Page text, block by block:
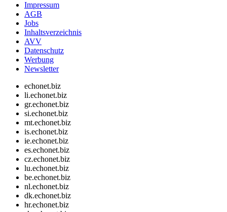
Impressum
AGB
Jobs
Inhaltsverzeichnis
AVV
Datenschutz
Werbung
Newsletter
echonet.biz
li.echonet.biz
gr.echonet.biz
si.echonet.biz
mt.echonet.biz
is.echonet.biz
ie.echonet.biz
es.echonet.biz
cz.echonet.biz
lu.echonet.biz
be.echonet.biz
nl.echonet.biz
dk.echonet.biz
hr.echonet.biz